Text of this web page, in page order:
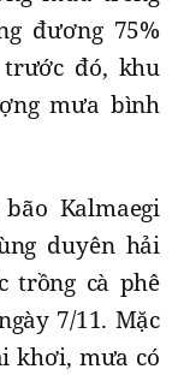
đương 75%
đó, khu
mưa bình
Kalmaegi
duyên hải
trồng cà phê
7/11. Mặc
khơi, mưa có